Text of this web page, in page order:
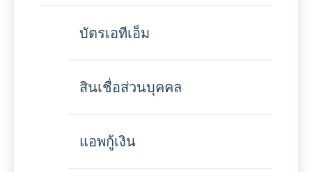
บัตรเอทีเอ็ม
สินเชื่อส่วนบุคคล
แอพกู้เงิน